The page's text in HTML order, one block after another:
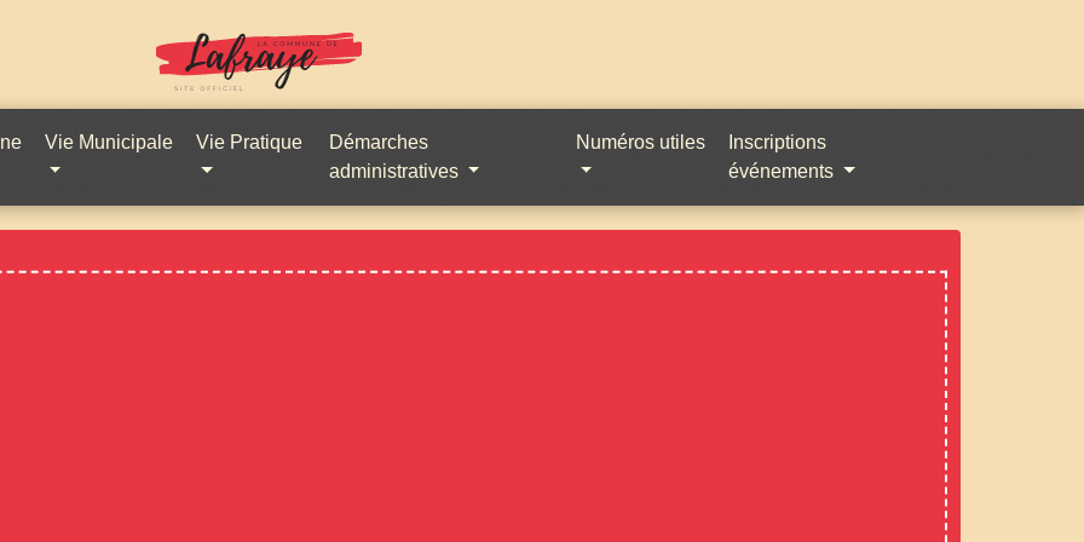
Vie Municipale Vie Pratique
Démarches
administratives
Numéros utiles
Inscriptions
événements